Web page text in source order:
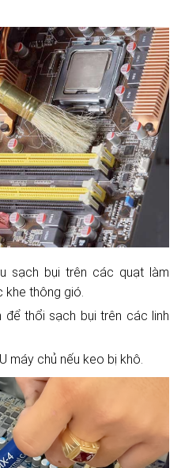
sạch bụi trên các quạt làm
thông gió.
để thổi sạch bụi trên các linh
máy chủ nếu keo bị khô.